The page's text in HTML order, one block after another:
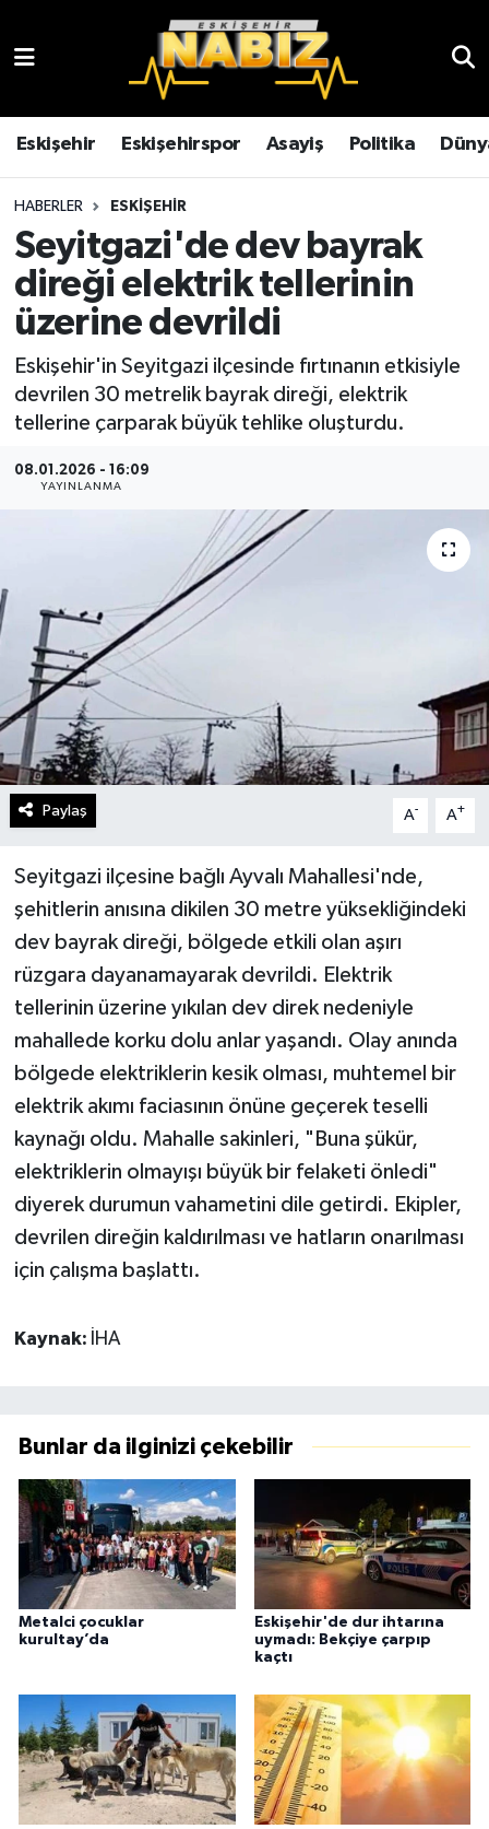
Eskişehir Eskişehirspor Asayiş Politika
HABERLER ESKIŞEHIR
Seyitgazi'de dev bayrak
direği elektrik tellerinin
üzerine devrildi
Eskişehir'in Seyitgazi ilçesinde fırtınanın etkisiyle
devrilen 30 metrelik bayrak direği, elektrik
tellerine çarparak büyük tehlike oluşturdu.
08.01.2026 - 16:09
YAYINLANMA
Paylaş A- A+
Seyitgazi ilçesine bağlı Ayvalı Mahallesi'nde,
şehitlerin anısına dikilen 30 metre yüksekliğindeki
dev bayrak direği, bölgede etkili olan aşırı
rüzgara dayanamayarak devrildi. Elektrik
tellerinin üzerine yıkılan dev direk nedeniyle
mahallede korku dolu anlar yaşandı. Olay anında
bölgede elektriklerin kesik olması, muhtemel bir
elektrik akımı faciasının önüne geçerek teselli
kaynağı oldu. Mahalle sakinleri, "Buna şükür,
elektriklerin olmayışı büyük bir felaketi önledi"
diyerek durumun vahametini dile getirdi. Ekipler,
devrilen direğin kaldırılması ve hatların onarılması
için çalışma başlattı.
Kaynak: İHA
Bunlar da ilginizi çekebilir
Metalci çocuklar
kurultay’da
Eskişehir'de dur ihtarına
uymadı: Bekçiye çarpıp
kaçtı
Çevre
Eğitim
Ekonomi
Eskişehir
Eskişehirspor
Genel
Kültür Sanat
Magazin
Politika
Sağlık
Spor
Yaşam
Yurttan
Eskişehir Hava Durumu
Eskişehir Trafik Yoğunluk Haritası
TFF 3.Lig 4.Grup Puan Durumu ve Fikstür
Tüm Manşetler
Son Dakika Haberleri
Haber Arşivi